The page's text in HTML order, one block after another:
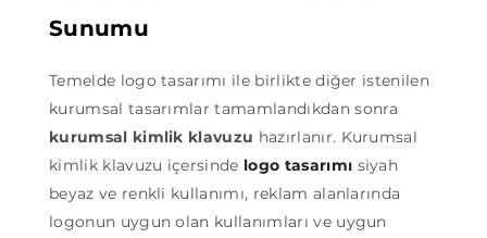
Sunumu
Temelde logo tasarımı ile birlikte diğer istenilen
kurumsal tasarımlar tamamlandıkdan sonra
kurumsal kimlik klavuzu hazırlanır. Kurumsal
kimlik klavuzu içersinde logo tasarımı siyah
beyaz ve renkli kullanımı, reklam alanlarında
logonun uygun olan kullanımları ve uygun